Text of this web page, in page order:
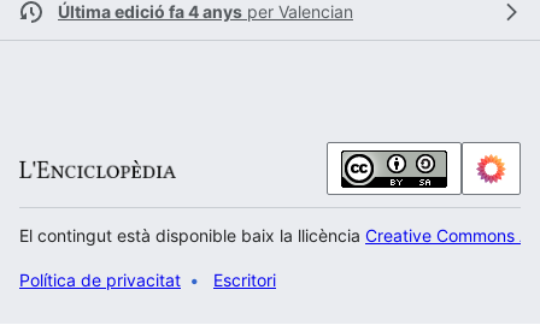
Última edició fa 4 anys per Valencian
El contingut està disponible baix la llicència Creative Commons
Política de privacitat Escritori